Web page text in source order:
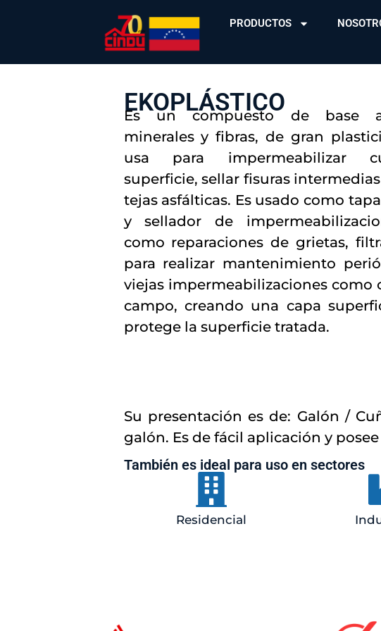
PRODUCTOS
EKOPLÁSTICO
Es un compuesto de base
minerales y fibras, de gran
usa para impermeabilizar
superficie, sellar fisuras
tejas asfálticas. Es usado como
y sellador de
como reparaciones de grietas,
para realizar mantenimiento
viejas impermeabilizaciones como
campo, creando una capa
protege la superficie tratada.
Su presentación es de: Galón /
galón. Es de fácil aplicación y
También es ideal para uso en sectores
Residencial